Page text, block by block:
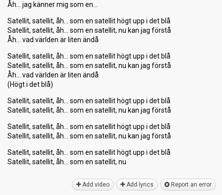
Åh… jag känner mig som en…
Satellit, satellit, åh… som en satellit högt upp i det blå
Satellit, satellit, åh… som en satellit, nu kan jag förstå
Åh… vad världen är liten ändå
Satellit, satellit, åh… som en satellit högt upp i det blå
Satellit, satellit, åh… som en satellit, nu kan jag förstå
Åh… vad världen är liten ändå
(Högt i det blå)
Satellit, satellit, åh… som en satellit högt upp i det blå
Satellit, satellit, åh… som en satellit, nu kan jag förstå
Satellit, satellit, åh… som en satellit högt upp i det blå
Satellit, satellit, åh… som en satellit, nu kan jag förstå
Satellit, satellit, åh… som en satellit högt upp i det blå
Satellit, satellit, åh… som en ѕаtellit, nu
Add video Add lyrics Report an error